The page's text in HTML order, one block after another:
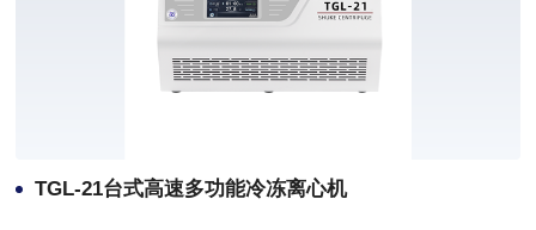
TGL-21台式高速多功能冷冻离心机